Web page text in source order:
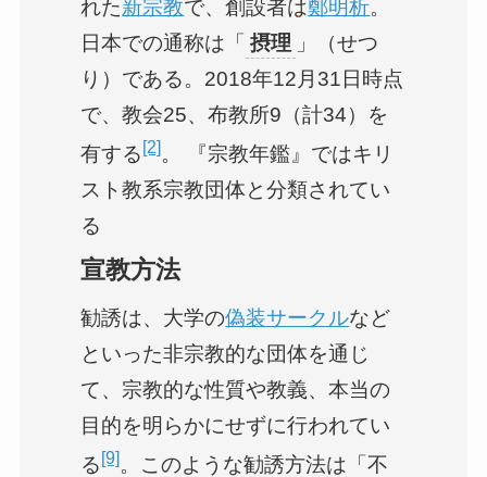
れた新宗教で、創設者は鄭明析。
日本での通称は「 摂理 」（せつ
り）である。2018年12月31日時点
で、教会25、布教所9（計34）を
有する [2] 。 『宗教年鑑』ではキリ
スト教系宗教団体と分類されてい
る
宣教方法
勧誘は、大学の偽装サークルなど
といった非宗教的な団体を通じ
て、宗教的な性質や教義、本当の
目的を明らかにせずに行われてい
る [9] 。このような勧誘方法は「不